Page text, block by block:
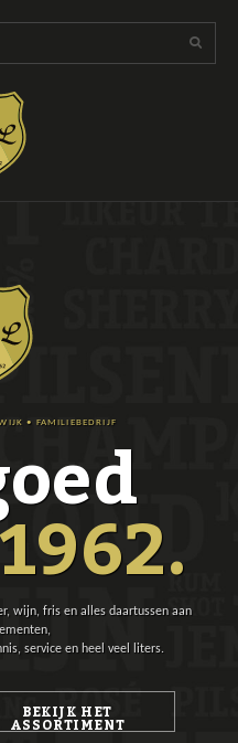
wijn, fris en alles daartussen aan
service en heel veel liters.
BEKIJK HET
ASSORTIMENT
• FAMILIEBEDRIJF